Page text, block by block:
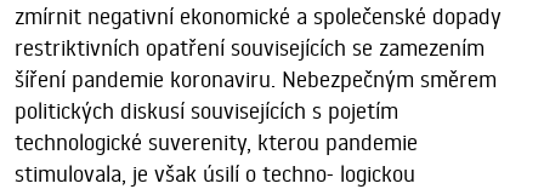
zmírnit negativní ekonomické a společenské dopady
restriktivních opatření souvisejících se zamezením
šíření pandemie koronaviru. Nebezpečným směrem
politických diskusí souvisejících s pojetím
technologické suverenity, kterou pandemie
stimulovala, je však úsilí o techno- logickou